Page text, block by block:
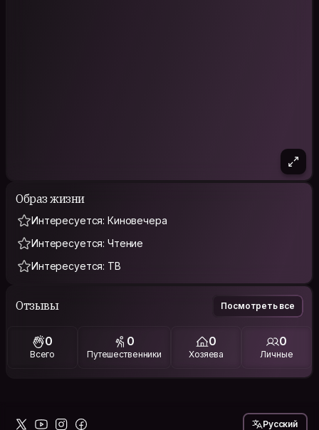
Образ жизни
Интересуется: Киновечера
Интересуется: Чтение
Интересуется: ТВ
Отзывы Посмотреть все
0
Всего
0
Путешественники
0
Хозяева
0
Личные
Русский